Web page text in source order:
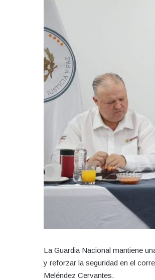
La Guardia Nacional mantiene
y reforzar la seguridad en el
Meléndez Cervantes.